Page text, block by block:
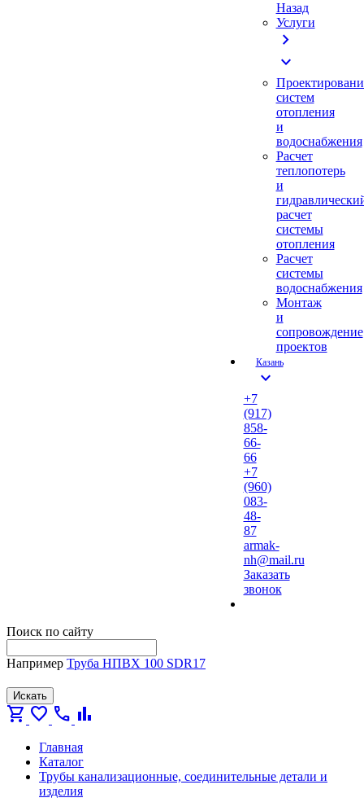
Назад
Услуги
chevron_right
expand_more
систем
отопления
и
водоснабжения
Расчет
теплопотерь
и
расчет
системы
отопления
Расчет
системы
водоснабжения
Монтаж
и
сопровождение
проектов
Казань
expand_more
+7
(917)
858-
66-
66
+7
(960)
083-
48-
87
armak-
nh@mail.ru
Заказать
звонок
Поиск по сайту
Например Труба НПВХ 100 SDR17
Искать
shopping_cart favorite call bar_chart
Главная
Каталог
Трубы канализационные, соединительные детали и
изделия